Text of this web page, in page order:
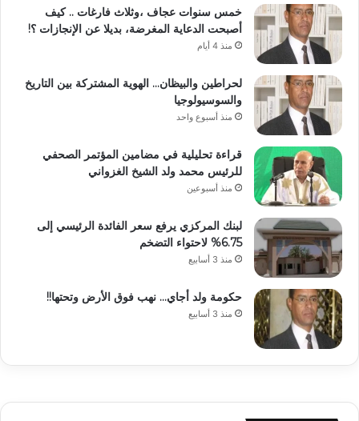
خمس سنوات عجاف ،وثلاث فارغات .. كيف
أصبحت الدعاية المغرضة، بديلا عن الإنجازات ؟!
منذ 4 أيام
لحراطين والبيظان… الهوية المشتركة بين التاريخ
والسوسيولوجيا
منذ أسبوع واحد
قراءة تحليلية في مضامين المؤتمر الصحفي
للرئيس محمد ولد الشيخ الغزواني
منذ أسبوعين
لبنك المركزي يرفع سعر الفائدة الرئيسي إلى
6.75% لاحتواء التضخم
منذ 3 أسابيع
حكومة ولد أجاي… نهب فوق الأرض وتحتها!!
منذ 3 أسابيع